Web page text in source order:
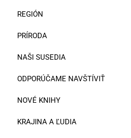
REGIÓN
PRÍRODA
NAŠI SUSEDIA
ODPORÚČAME NAVŠTÍVIŤ
NOVÉ KNIHY
KRAJINA A ĽUDIA